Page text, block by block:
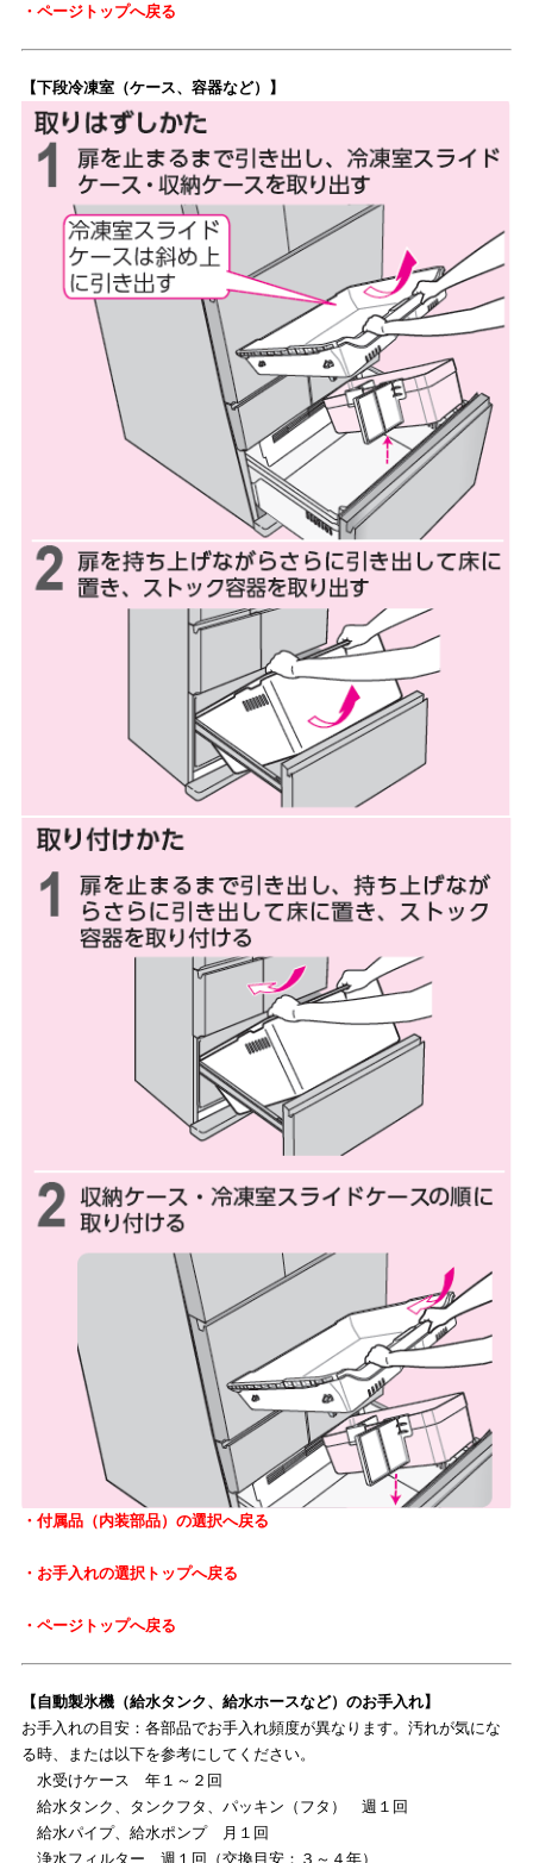
・ページトップへ戻る
【下段冷凍室（ケース、容器など）】
・付属品（内装部品）の選択へ戻る
・お手入れの選択トップへ戻る
・ページトップへ戻る
【自動製氷機（給水タンク、給水ホースなど）のお手入れ】
お手入れの目安：各部品でお手入れ頻度が異なります。汚れが気にな
る時、または以下を参考にしてください。
水受けケース 年１～２回
給水タンク、タンクフタ、パッキン（フタ） 週１回
給水パイプ、給水ポンプ 月１回
浄水フィルター 週１回（交換目安：３～４年）